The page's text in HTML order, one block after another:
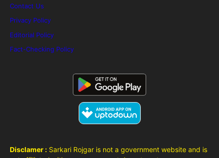
Contact Us
Privacy Policy
Editorial Policy
Fact-Checking Policy
Disclamer : Sarkari Rojgar is not a government website and is